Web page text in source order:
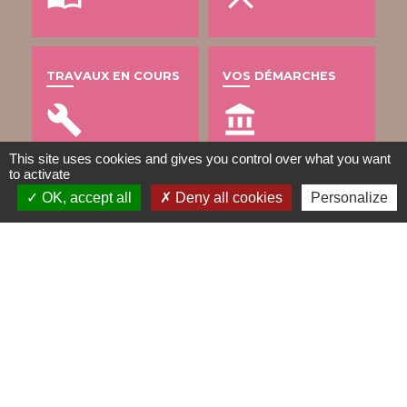
TRAVAUX EN COURS
build
VOS DÉMARCHES
account_balance
DÉCHETS
This site uses cookies and gives you control over what you want
to activate
OK, accept all
Deny all cookies Personalize